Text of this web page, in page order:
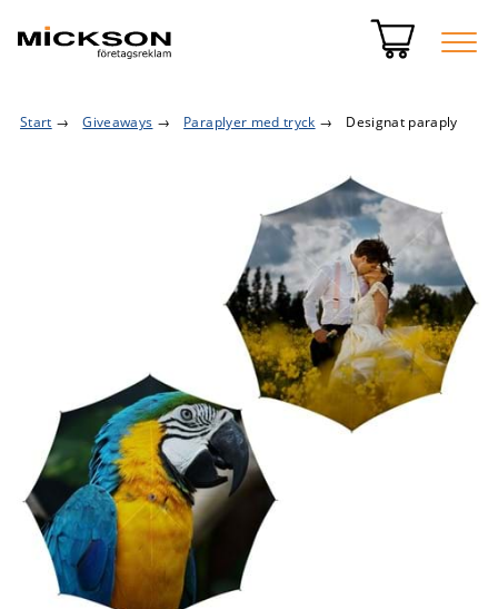
Start → Giveaways → Paraplyer med tryck → Designat paraply